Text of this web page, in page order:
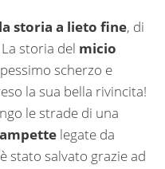
storia a lieto fine, di
storia del micio
scherzo e
la sua bella rivincita!
le strade di una
legate da
stato salvato grazie ad